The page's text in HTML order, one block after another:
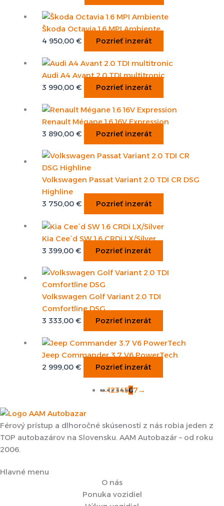
Škoda Octavia 1.6 MPI Ambiente
4 950,00 € Pozrieť inzerát
Audi A4 Avant 2.0 TDI multitronic
3 990,00 € Pozrieť inzerát
Renault Mégane 1.6 16V Expression
3 890,00 € Pozrieť inzerát
Volkswagen Passat Variant 2.0 TDI CR DSG
Highline
3 750,00 € Pozrieť inzerát
Kia Cee´d SW 1.6 CRDi LX/Silver
3 399,00 € Pozrieť inzerát
Volkswagen Golf Variant 2.0 TDI
Comfortline DSG
3 333,00 € Pozrieť inzerát
Jeep Commander 3.7 V6 PowerTech
2 999,00 € Pozrieť inzerát
←1234567 →
Férový prístup a dlhoročné skúseností z nás robia jeden z
TOP autobazárov na Slovensku. AAM Autobazár – od roku
2006.
Hlavné menu
O nás
Ponuka vozidiel